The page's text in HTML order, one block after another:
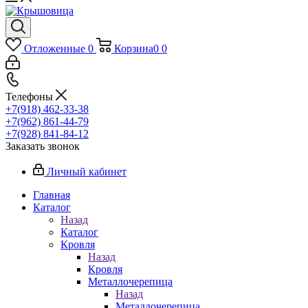
Отложенные 0 Корзина0 0
Телефоны
+7(918) 462-33-38
+7(962) 861-44-79
+7(928) 841-84-12
Заказать звонок
Личный кабинет
Главная
Каталог
Назад
Каталог
Кровля
Назад
Кровля
Металлочерепица
Назад